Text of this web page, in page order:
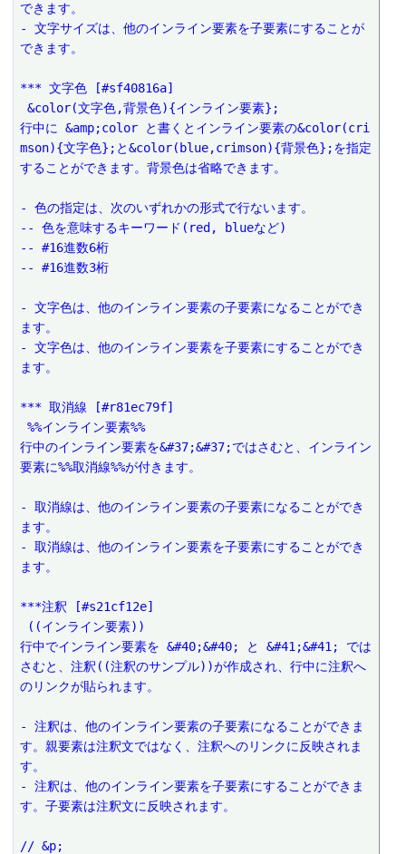
できます。
- 文字サイズは、他のインライン要素を子要素にすることが
できます。
*** 文字色 [#sf40816a]
&color(文字色,背景色){インライン要素};
行中に &amp;color と書くとインライン要素の&color(cri
mson){文字色};と&color(blue,crimson){背景色};を指定
することができます。背景色は省略できます。
- 色の指定は、次のいずれかの形式で行ないます。
-- 色を意味するキーワード(red, blueなど)
-- #16進数6桁
-- #16進数3桁
- 文字色は、他のインライン要素の子要素になることができ
ます。
- 文字色は、他のインライン要素を子要素にすることができ
ます。
*** 取消線 [#r81ec79f]
%%インライン要素%%
行中のインライン要素を&#37;&#37;ではさむと、インライン
要素に%%取消線%%が付きます。
- 取消線は、他のインライン要素の子要素になることができ
ます。
- 取消線は、他のインライン要素を子要素にすることができ
ます。
***注釈 [#s21cf12e]
((インライン要素))
行中でインライン要素を &#40;&#40; と &#41;&#41; では
さむと、注釈((注釈のサンプル))が作成され、行中に注釈へ
のリンクが貼られます。
- 注釈は、他のインライン要素の子要素になることができま
す。親要素は注釈文ではなく、注釈へのリンクに反映されま
す。
- 注釈は、他のインライン要素を子要素にすることができま
す。子要素は注釈文に反映されます。
// &p;